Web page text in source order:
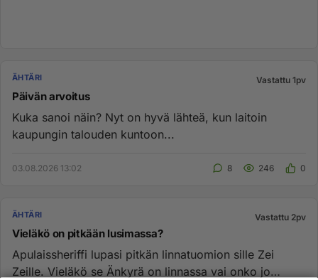
ÄHTÄRI Vastattu 1pv
Päivän arvoitus
Kuka sanoi näin? Nyt on hyvä lähteä, kun laitoin
kaupungin talouden kuntoon...
03.08.2026 13:02 8 246 0
ÄHTÄRI Vastattu 2pv
Vieläkö on pitkään lusimassa?
Apulaissheriffi lupasi pitkän linnatuomion sille Zei
Zeille. Vieläkö se Änkyrä on linnassa vai onko jo